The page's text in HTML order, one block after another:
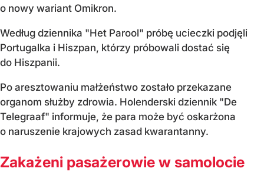
o nowy wariant Omikron.
Według dziennika "Het Parool" próbę ucieczki podjęli
Portugalka i Hiszpan, którzy próbowali dostać się
do Hiszpanii.
Po aresztowaniu małżeństwo zostało przekazane
organom służby zdrowia. Holenderski dziennik "De
Telegraaf" informuje, że para może być oskarżona
o naruszenie krajowych zasad kwarantanny.
Zakażeni pasażerowie w samolocie